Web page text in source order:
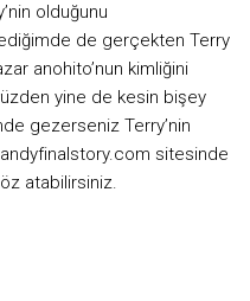
olduğunu
de gerçekten Terry
anohito’nun kimliğini
yine de kesin bişey
gezerseniz Terry’nin
sitesinde
atabilirsiniz.